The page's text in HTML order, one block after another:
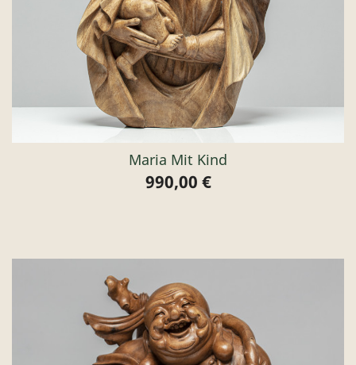
Maria Mit Kind
Preis
990,00 €